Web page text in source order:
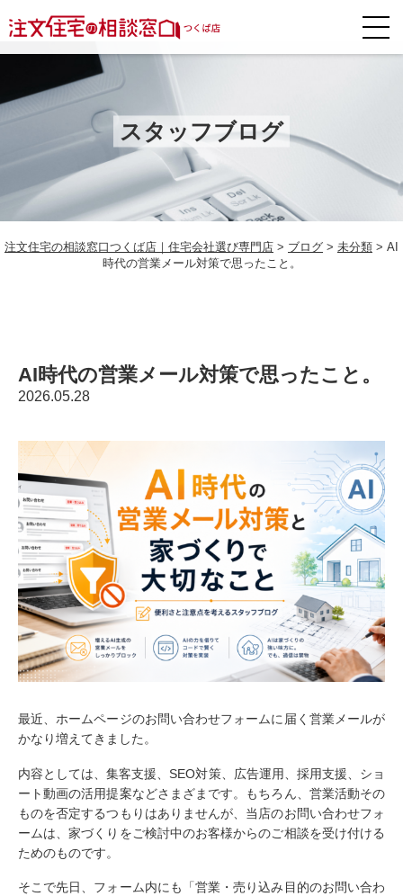
スタッフブログ
注文住宅の相談窓口つくば店｜住宅会社選び専門店 > ブログ > 未分類 > AI
時代の営業メール対策で思ったこと。
AI時代の営業メール対策で思ったこと。
2026.05.28
最近、ホームページのお問い合わせフォームに届く営業メールが
かなり増えてきました。
内容としては、集客支援、SEO対策、広告運用、採用支援、ショ
ート動画の活用提案などさまざまです。もちろん、営業活動その
ものを否定するつもりはありませんが、当店のお問い合わせフォ
ームは、家づくりをご検討中のお客様からのご相談を受け付ける
ためのものです。
そこで先日、フォーム内にも「営業・売り込み目的のお問い合わ